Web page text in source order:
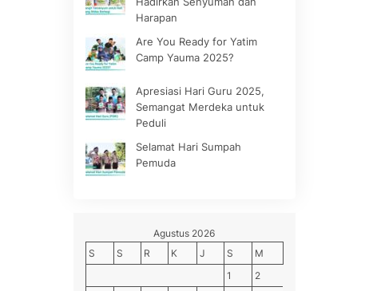
Harapan
Are You Ready for Yatim
Camp Yauma 2025?
Apresiasi Hari Guru 2025,
Semangat Merdeka untuk
Peduli
Selamat Hari Sumpah
Pemuda
Agustus 2026
S
S R K J S
M
1
2